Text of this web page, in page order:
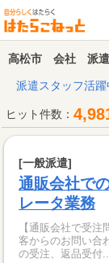
高松市 会社 派遣
派遣スタッフ活
ヒット件数：
[一般派遣]
通販会社で
レータ業務
【通販会社で受
客からのお問い合
の受注、返品受付